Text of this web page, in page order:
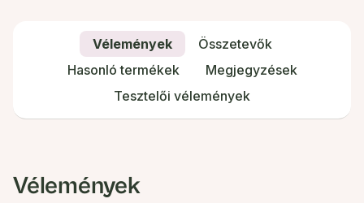
Vélemények
Összetevők
Hasonló termékek
Megjegyzések
Tesztelői vélemények
Vélemények